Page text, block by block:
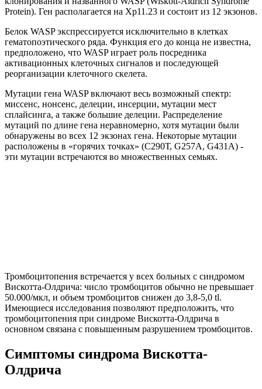
Protein). Ген располагается на Хр11.23 и состоит из 12 экзонов.
Белок WASP экспреccируется исключительно в клетках
гематопоэтического ряда. Функция его до конца не известна,
предположено, что WASP играет роль посредника
активационных клеточных сигналов и последующей
реорганизации клеточного скелета.
Мутации гена WASP включают весь возможный спектр:
миссенс, нонсенс, делеции, инсерции, мутации мест
сплайсинга, а также большие делеции. Распределение
мутаций по длине гена неравномерно, хотя мутации были
обнаружены во всех 12 экзонах гена. Некоторые мутации
расположены в «горячих точках» (С290Т, G257A, G431A) -
эти мутации встречаются во множественных семьях.
Тромбоцитопения встречается у всех больных с синдромом
Вискотта-Олдрича: число тромбоцитов обычно не превышает
50.000/мкл, и объем тромбоцитов снижен до 3,8-5,0 tl.
Имеющиеся исследования позволяют предположить, что
тромбоцитопения при синдроме Вискотта-Олдрича в
основном связана с повышенным разрушением тромбоцитов.
Симптомы синдрома Вискотта-
Олдрича